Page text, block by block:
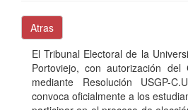
Atras
El Tribunal Electoral de la
Portoviejo, con autorización del
mediante Resolución USGP-
convoca oficialmente a los